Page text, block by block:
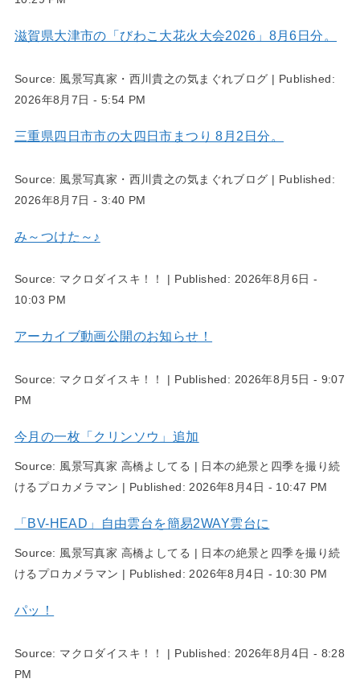
滋賀県大津市の「びわこ大花火大会2026」8月6日分。
Source: 風景写真家・西川貴之の気まぐれブログ | Published:
2026年8月7日 - 5:54 PM
三重県四日市市の大四日市まつり 8月2日分。
Source: 風景写真家・西川貴之の気まぐれブログ | Published:
2026年8月7日 - 3:40 PM
み～つけた～♪
Source: マクロダイスキ！！ | Published: 2026年8月6日 -
10:03 PM
アーカイブ動画公開のお知らせ！
Source: マクロダイスキ！！ | Published: 2026年8月5日 - 9:07
PM
今月の一枚「クリンソウ」追加
Source: 風景写真家 高橋よしてる | 日本の絶景と四季を撮り続
けるプロカメラマン | Published: 2026年8月4日 - 10:47 PM
「BV-HEAD」自由雲台を簡易2WAY雲台に
Source: 風景写真家 高橋よしてる | 日本の絶景と四季を撮り続
けるプロカメラマン | Published:2026年8月4日 - 10:30 PM
パッ！
Source: マクロダイスキ！！ | Published: 2026年8月4日 - 8:28
PM